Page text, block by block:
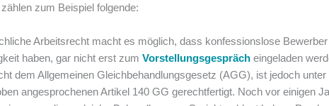
zum Beispiel folgende:
Arbeitsrecht macht es möglich, dass konfessionslose
haben, gar nicht erst zum Vorstellungsgespräch eingeladen
dem Allgemeinen Gleichbehandlungsgesetz (AGG), ist jedoch unter
angesprochenen Artikel 140 GG gerechtfertigt. Noch vor einigen